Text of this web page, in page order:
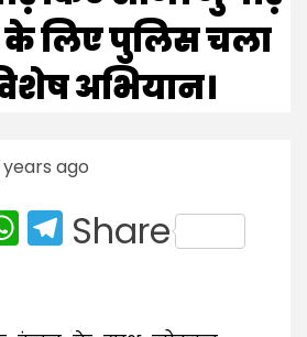
लिए पुलिस चला
अभियान।
years ago
WhatsApp
Telegram
Share